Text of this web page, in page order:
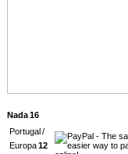
Nada 16
Portugal /
Europa12